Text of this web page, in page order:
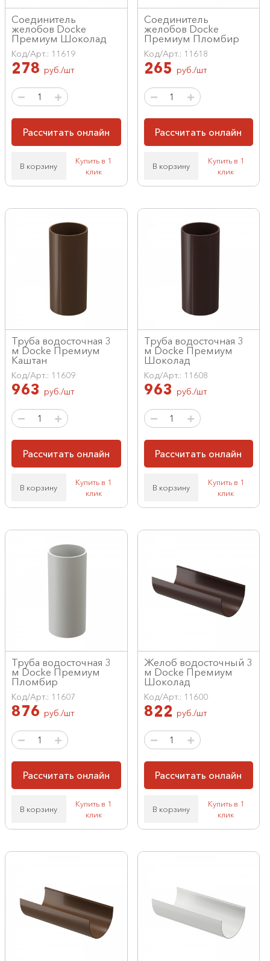
Соединитель
желобов Docke
Премиум Шоколад
Код/Арт.: 11619
278 руб./шт
Рассчитать онлайн
В корзину
Купить в 1
клик
Соединитель
желобов Docke
Премиум Пломбир
Код/Арт.: 11618
265 руб./шт
Рассчитать онлайн
В корзину
Купить в 1
клик
Труба водосточная 3
м Docke Премиум
Каштан
Код/Арт.: 11609
963 руб./шт
Рассчитать онлайн
В корзину
Купить в 1
клик
Труба водосточная 3
м Docke Премиум
Шоколад
Код/Арт.: 11608
963 руб./шт
Рассчитать онлайн
В корзину
Купить в 1
клик
Труба водосточная 3
м Docke Премиум
Пломбир
Код/Арт.: 11607
876 руб./шт
Рассчитать онлайн
В корзину
Купить в 1
клик
Желоб водосточный 3
м Docke Премиум
Шоколад
Код/Арт.: 11600
822 руб./шт
Рассчитать онлайн
В корзину
Купить в 1
клик